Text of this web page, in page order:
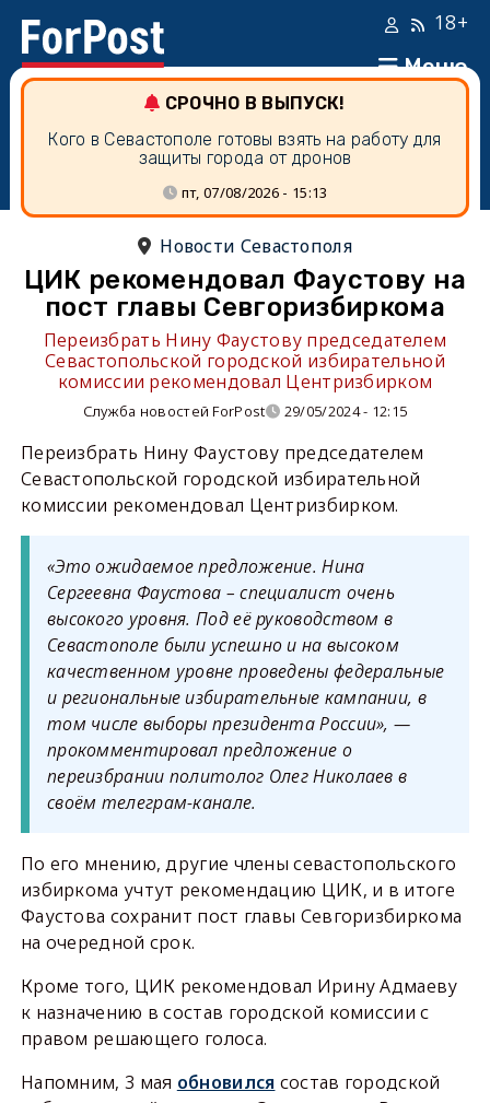
Меню
18+
СРОЧНО В ВЫПУСК!
Кого в Севастополе готовы взять на работу для
защиты города от дронов
пт, 07/08/2026 - 15:13
Новости Севастополя
ЦИК рекомендовал Фаустову на
пост главы Севгоризбиркома
Переизбрать Нину Фаустову председателем
Севастопольской городской избирательной
комиссии рекомендовал Центризбирком
Служба новостей ForPost 29/05/2024 - 12:15
Переизбрать Нину Фаустову председателем
Севастопольской городской избирательной
комиссии рекомендовал Центризбирком.
«Это ожидаемое предложение. Нина
Сергеевна Фаустова – специалист очень
высокого уровня. Под её руководством в
Севастополе были успешно и на высоком
качественном уровне проведены федеральные
и региональные избирательные кампании, в
том числе выборы президента России», —
прокомментировал предложение о
переизбрании политолог Олег Николаев в
своём телеграм-канале.
По его мнению, другие члены севастопольского
избиркома учтут рекомендацию ЦИК, и в итоге
Фаустова сохранит пост главы Севгоризбиркома
на очередной срок.
Кроме того, ЦИК рекомендовал Ирину Адмаеву
к назначению в состав городской комиссии с
правом решающего голоса.
Напомним, 3 мая обновился состав городской